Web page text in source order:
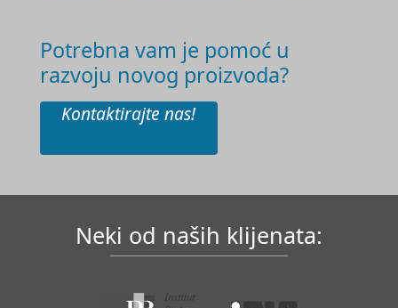
Potrebna vam je pomoć u
razvoju novog proizvoda?
Kontaktirajte nas!
Neki od naših klijenata: